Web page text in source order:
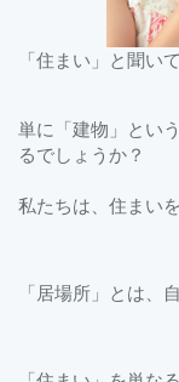
「住まい」と聞い
単に「建物」とい
るでしょうか？
私たちは、住まい
「居場所」とは、